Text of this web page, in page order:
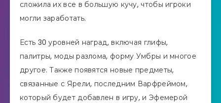
сложила их все в большую кучу, чтобы игроки
могли заработать.
Есть 30 уровней наград, включая глифы,
палитры, моды разлома, форму Умбры и многое
другое. Также появятся новые предметы,
связанные с Ярели, последним Варфреймом,
который будет добавлен в игру, и Эфемерой